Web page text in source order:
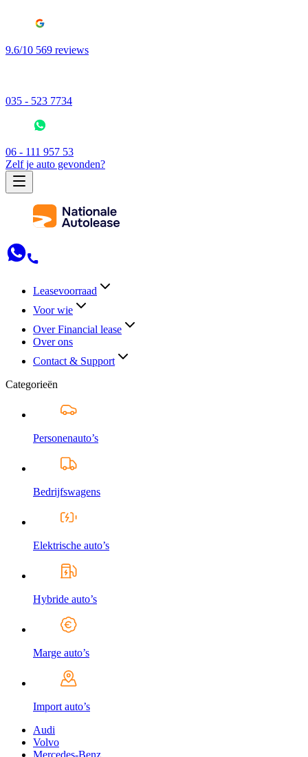
9.6/10 569 reviews
035 - 523 7734
06 - 111 957 53
Zelf je auto gevonden?
Leasevoorraad
Voor wie
Over Financial lease
Over ons
Contact & Support
Categorieën
Personenauto’s
Bedrijfswagens
Elektrische auto’s
Hybride auto’s
Marge auto’s
Import auto’s
Audi
Volvo
Mercedes-Benz